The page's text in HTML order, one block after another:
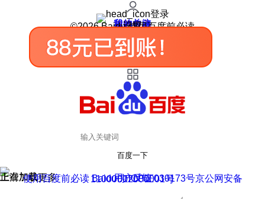
登录
我的关注
我的收藏
皮肤中心
用户反馈
设置
©2026 Baidu 使用百度前必读
百度一下
正在加载
上滑加载更多 用户反馈
使用百度前必读 Baidu 京ICP证030173号
京公网安备11000002000001号